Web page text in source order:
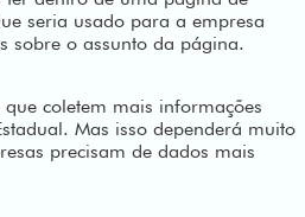
seria usado para a empresa
sobre o assunto da página.
coletem mais informações
Mas isso dependerá muito
precisam de dados mais